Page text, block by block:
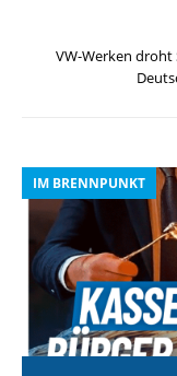
VW-Werken droht
IM BRENNPUNKT